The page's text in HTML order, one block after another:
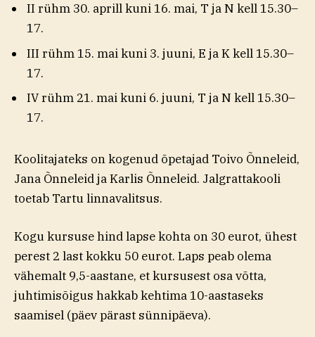
II rühm 30. aprill kuni 16. mai, T ja N kell 15.30–
17.
III rühm 15. mai kuni 3. juuni, E ja K kell 15.30–
17.
IV rühm 21. mai kuni 6. juuni, T ja N kell 15.30–
17.
Koolitajateks on kogenud õpetajad Toivo Õnneleid,
Jana Õnneleid ja Karlis Õnneleid. Jalgrattakooli
toetab Tartu linnavalitsus.
Kogu kursuse hind lapse kohta on 30 eurot, ühest
perest 2 last kokku 50 eurot. Laps peab olema
vähemalt 9,5-aastane, et kursusest osa võtta,
juhtimisõigus hakkab kehtima 10-aastaseks
saamisel (päev pärast sünnipäeva).